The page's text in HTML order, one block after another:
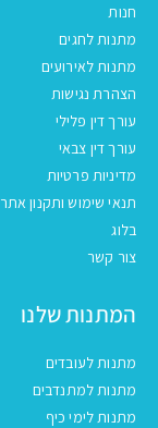
חנות
מתנות לחגים
מתנות לאירועים
הצהרת נגישות
עורך דין פלילי
עורך דין צבאי
מדיניות פרטיות
תנאי שימוש ותקנון אתר
בלוג
צור קשר
המתנות שלנו
מתנות לעובדים
מתנות למתנדבים
מתנות לימי כיף